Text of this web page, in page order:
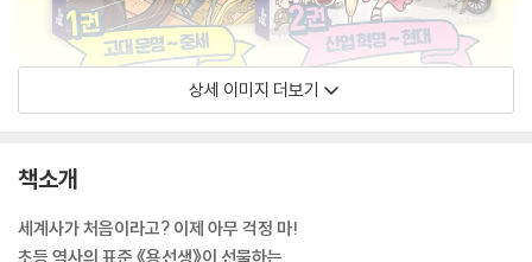
상세 이미지 더보기
책소개
세계사가 처음이라고? 이제 아무 걱정 마!
초등 역사의 표준 《용선생》이 선물하는